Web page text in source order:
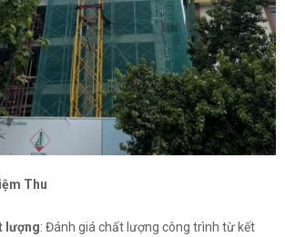
Thu
lượng: Đánh giá chất lượng công trình từ kết